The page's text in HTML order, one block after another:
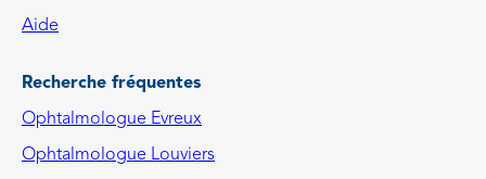
Aide
Recherche fréquentes
Ophtalmologue Evreux
Ophtalmologue Louviers